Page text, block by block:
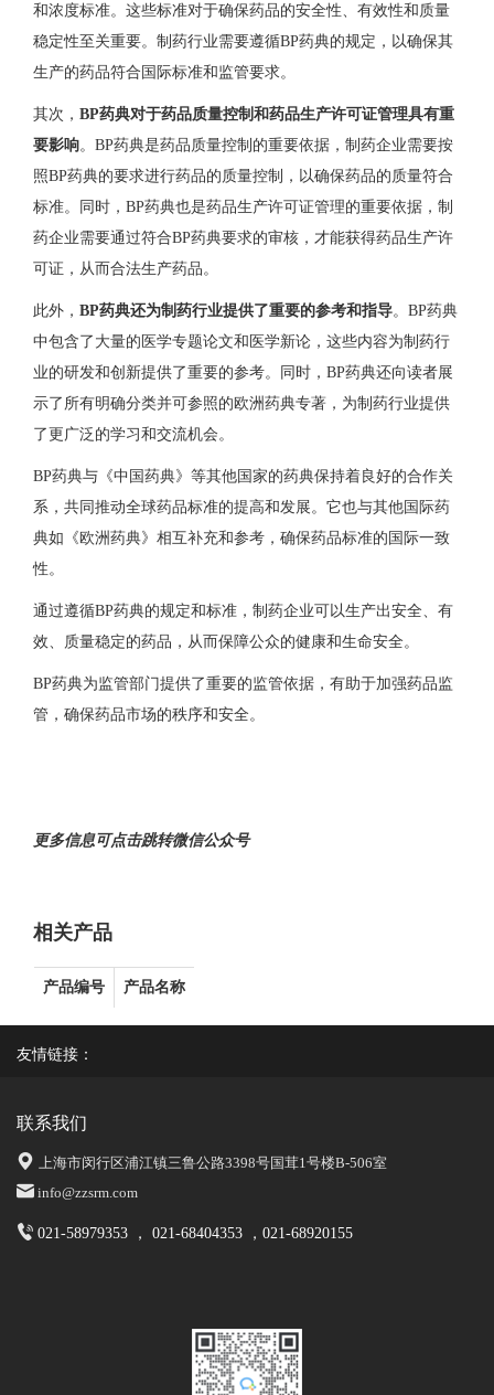
和浓度标准。这些标准对于确保药品的安全性、有效性和质量
稳定性至关重要。制药行业需要遵循BP药典的规定，以确保其
生产的药品符合国际标准和监管要求。
其次， BP药典对于药品质量控制和药品生产许可证管理具有重
要影响。BP药典是药品质量控制的重要依据，制药企业需要按
照BP药典的要求进行药品的质量控制，以确保药品的质量符合
标准。同时，BP药典也是药品生产许可证管理的重要依据，制
药企业需要通过符合BP药典要求的审核，才能获得药品生产许
可证，从而合法生产药品。
此外， BP药典还为制药行业提供了重要的参考和指导。BP药典
中包含了大量的医学专题论文和医学新论，这些内容为制药行
业的研发和创新提供了重要的参考。同时，BP药典还向读者展
示了所有明确分类并可参照的欧洲药典专著，为制药行业提供
了更广泛的学习和交流机会。
BP药典与《中国药典》等其他国家的药典保持着良好的合作关
系，共同推动全球药品标准的提高和发展。它也与其他国际药
典如《欧洲药典》相互补充和参考，确保药品标准的国际一致
性。
通过遵循BP药典的规定和标准，制药企业可以生产出安全、有
效、质量稳定的药品，从而保障公众的健康和生命安全。
BP药典为监管部门提供了重要的监管依据，有助于加强药品监
管，确保药品市场的秩序和安全。
更多信息可点击跳转微信公众号
相关产品
产品编号 产品名称
友情链接：
联系我们
上海市闵行区浦江镇三鲁公路3398号国茸1号楼B-506室
info@zzsrm.com
021-58979353 ， 021-68404353 ，021-68920155